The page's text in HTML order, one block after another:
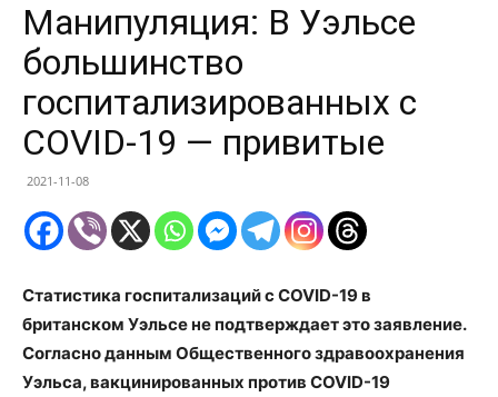
Манипуляция: В Уэльсе
большинство
госпитализированных с
COVID-19 — привитые
2021-11-08
Статистика госпитализаций с COVID-19 в
британском Уэльсе не подтверждает это заявление.
Согласно данным Общественного здравоохранения
Уэльса, вакцинированных против COVID-19